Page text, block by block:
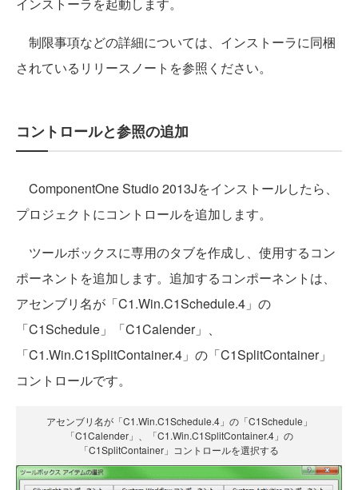
制限事項などの詳細については、インストーラに同梱
されているリリースノートを参照ください。
コントロールと参照の追加
ComponentOne Studio 2013Jをインストールしたら、
プロジェクトにコントロールを追加します。
ツールボックスに専用のタブを作成し、使用するコン
ポーネントを追加します。 追加するコンポーネントは、
アセンブリ名が「C1.Win.C1Schedule.4」の
「C1Schedule」「C1Calender」、
「C1.Win.C1SplitContainer.4」の「C1SplitContainer」
コントロールです。
アセンブリ名が「C1.Win.C1Schedule.4」の「C1Schedule」
「C1Calender」、「C1.Win.C1SplitContainer.4」の
「C1SplitContainer」コントロールを選択する